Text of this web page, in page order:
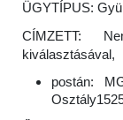
ÜGYTÍPUS:
CÍMZETT:
kiválasztásával,
postán: